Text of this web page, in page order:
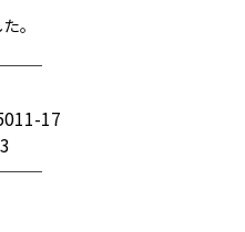
。
17